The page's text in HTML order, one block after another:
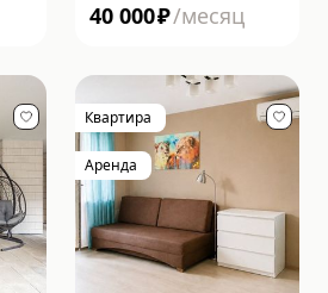
40 000₽/месяц
Квартира
Аренда